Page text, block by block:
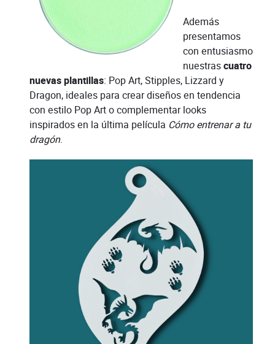
Además
presentamos
con entusiasmo
nuestrascuatro
nuevas plantillas: Pop Art, Stipples, Lizzard y
Dragon, ideales para crear diseños en tendencia
con estilo Pop Art o complementar looks
inspirados en la última película Cómo entrenar a tu
dragón.